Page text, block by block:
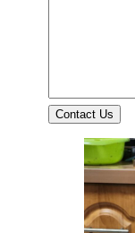
Contact Us